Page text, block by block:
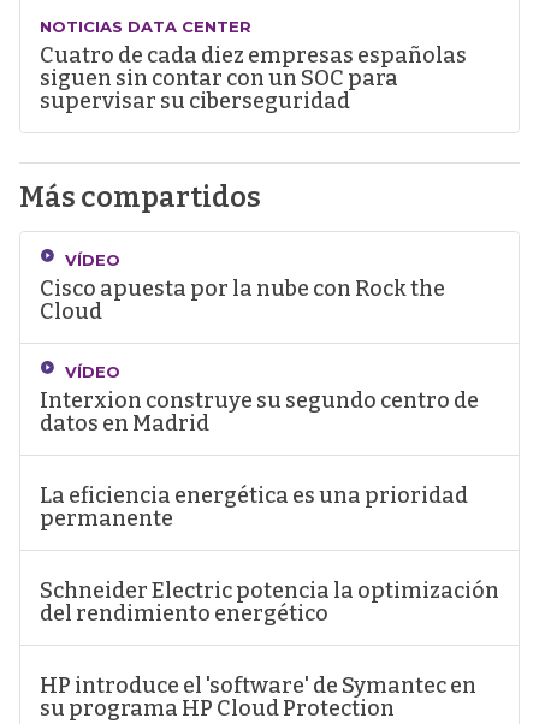
NOTICIAS DATA CENTER
Cuatro de cada diez empresas españolas
siguen sin contar con un SOC para
supervisar su ciberseguridad
Más compartidos
VÍDEO
Cisco apuesta por la nube con Rock the
Cloud
VÍDEO
Interxion construye su segundo centro de
datos en Madrid
La eficiencia energética es una prioridad
permanente
Schneider Electric potencia la optimización
del rendimiento energético
HP introduce el 'software' de Symantec en
su programa HP Cloud Protection